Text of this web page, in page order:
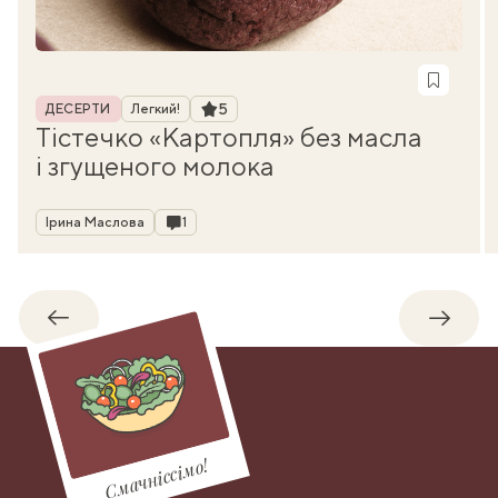
Рубрика
ДЕСЕРТИ Легкий! Рейтинг
5
Тістечко «Картопля» без масла
і згущеного молока
Автор
Ірина Маслова Коментарі
1
Назад
Смачніссімо!